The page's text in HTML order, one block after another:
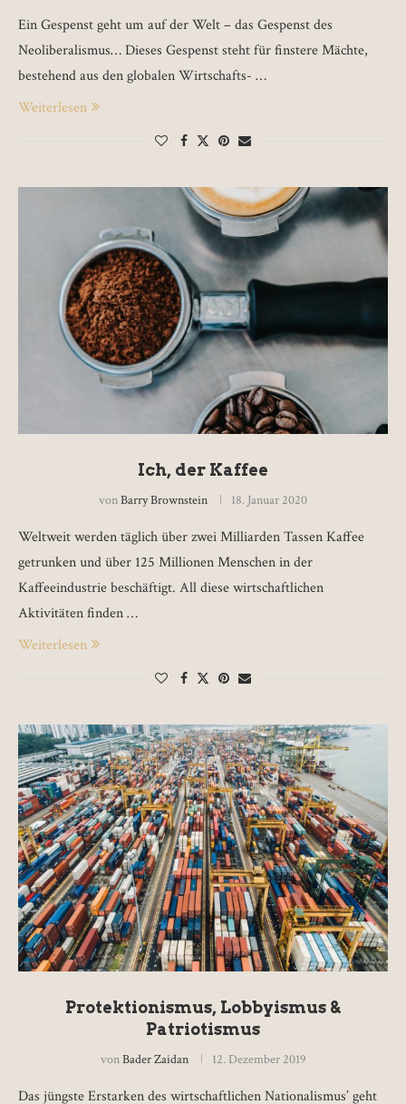
Ein Gespenst geht um auf der Welt – das Gespenst des
Neoliberalismus… Dieses Gespenst steht für finstere Mächte,
bestehend aus den globalen Wirtschafts- …
Weiterlesen
Ich, der Kaffee
vonBarry Brownstein 18. Januar 2020
Weltweit werden täglich über zwei Milliarden Tassen Kaffee
getrunken und über 125 Millionen Menschen in der
Kaffeeindustrie beschäftigt. All diese wirtschaftlichen
Aktivitäten finden …
Weiterlesen
Protektionismus, Lobbyismus &
Patriotismus
vonBader Zaidan 12. Dezember 2019
Das jüngste Erstarken des wirtschaftlichen Nationalismus’ geht